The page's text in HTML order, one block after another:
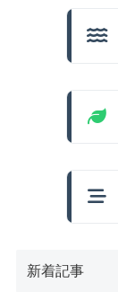
新着記事